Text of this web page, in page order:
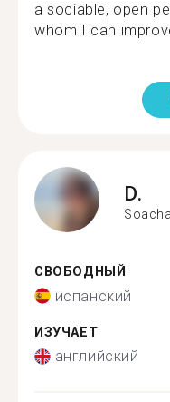
a sociable, open
whom I can
D.
Soacha
СВОБОДНЫЙ
испанский
ИЗУЧАЕТ
английский